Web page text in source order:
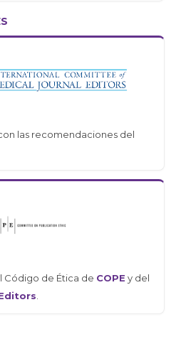
las recomendaciones del
Código de Ética de COPE y del